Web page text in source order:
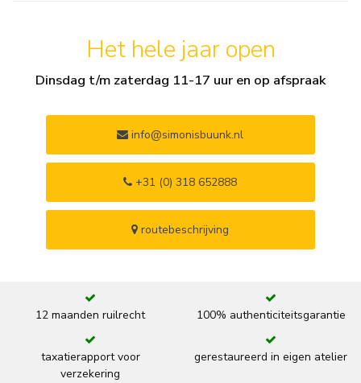
Het hele jaar open
Dinsdag t/m zaterdag 11-17 uur en op afspraak
info@simonisbuunk.nl
+31 (0) 318 652888
routebeschrijving
12 maanden ruilrecht 100% authenticiteitsgarantie
taxatierapport voor
verzekering
gerestaureerd in eigen atelier